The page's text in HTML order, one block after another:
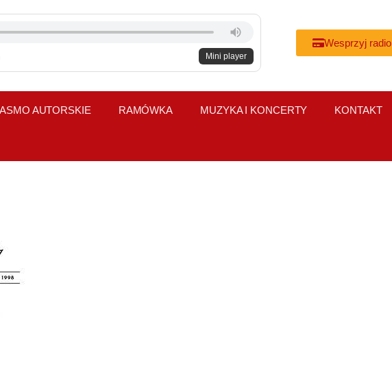
Mini player
Wesprzyj radio
AUTORSKIE RAMÓWKA MUZYKA I KONCERTY KONTAKT